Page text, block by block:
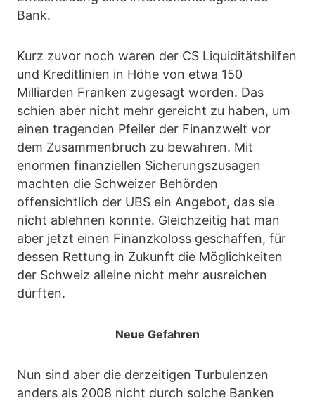
Bank.
Kurz zuvor noch waren der CS Liquiditätshilfen
und Kreditlinien in Höhe von etwa 150
Milliarden Franken zugesagt worden. Das
schien aber nicht mehr gereicht zu haben, um
einen tragenden Pfeiler der Finanzwelt vor
dem Zusammenbruch zu bewahren. Mit
enormen finanziellen Sicherungszusagen
machten die Schweizer Behörden
offensichtlich der UBS ein Angebot, das sie
nicht ablehnen konnte. Gleichzeitig hat man
aber jetzt einen Finanzkoloss geschaffen, für
dessen Rettung in Zukunft die Möglichkeiten
der Schweiz alleine nicht mehr ausreichen
dürften.
Neue Gefahren
Nun sind aber die derzeitigen Turbulenzen
anders als 2008 nicht durch solche Banken